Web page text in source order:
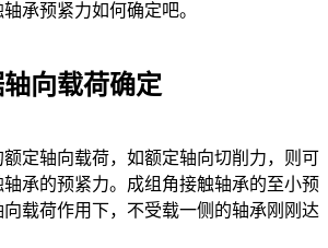
承预紧力如何确定吧。
向载荷确定
轴向载荷，如额定轴向切削力，则可
承的预紧力。成组角接触轴承的至小预
载荷作用下，不受载一侧的轴承刚刚达